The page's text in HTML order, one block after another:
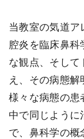
当教室の気道ア
腔炎を臨床鼻科
な観点、そして
え、その病態解
様々な病態の患
中で同じように
で、鼻科学の概